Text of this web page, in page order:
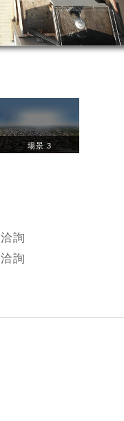
場景 3
詢
詢